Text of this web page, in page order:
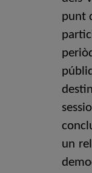
punt
un